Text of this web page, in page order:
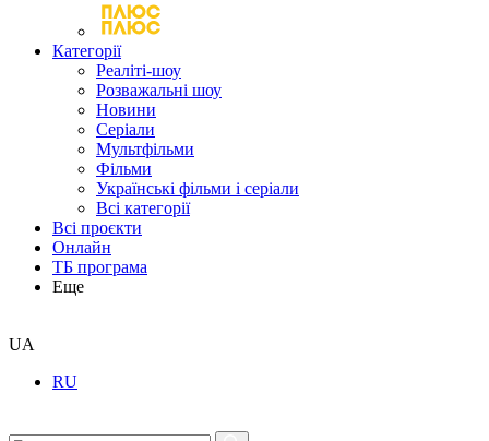
Категорії
Реаліті-шоу
Розважальні шоу
Новини
Серіали
Мультфільми
Фільми
Українські фільми і серіали
Всі категорії
Всі проєкти
Онлайн
ТБ програма
Еще
UA
RU